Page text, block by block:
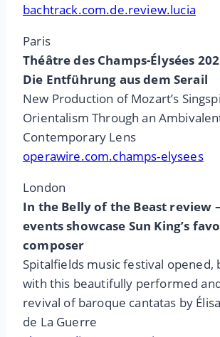
bachtrack.com.de.review.lucia
Paris
Théâtre des Champs-Élysées
Die Entführung aus dem Serail
New Production of Mozart’s
Orientalism Through an
Contemporary Lens
operawire.com.champs-elysees
London
In the Belly of the Beast review
events showcase Sun King’s
composer
Spitalfields music festival opened,
with this beautifully performed
revival of baroque cantatas by
de La Guerre